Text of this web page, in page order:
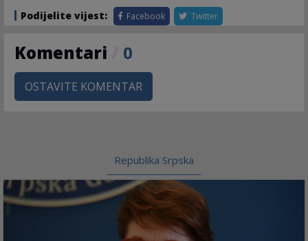
Podijelite vijest: Facebook Twitter
Komentari 0
OSTAVITE KOMENTAR
Republika Srpska